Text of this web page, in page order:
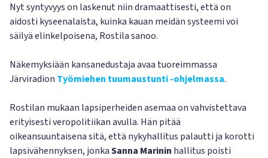
Nyt syntyvyys on laskenut niin dramaattisesti, että on
aidosti kyseenalaista, kuinka kauan meidän systeemi voi
säilyä elinkelpoisena, Rostila sanoo.
Näkemyksiään kansanedustaja avaa tuoreimmassa
Järviradion Työmiehen tuumaustunti -ohjelmassa.
Rostilan mukaan lapsiperheiden asemaa on vahvistettava
erityisesti veropolitiikan avulla. Hän pitää
oikeansuuntaisena sitä, että nykyhallitus palautti ja korotti
lapsivähennyksen, jonkaSanna Marinin hallitus poisti